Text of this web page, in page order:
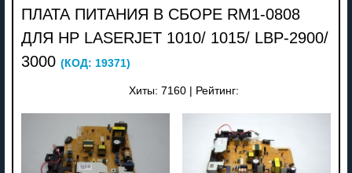
ПЛАТА ПИТАНИЯ В СБОРЕ RM1-0808
ДЛЯ HP LASERJET 1010/ 1015/ LBP-2900/
3000 (КОД: 19371)
Хиты: 7160 Рейтинг: